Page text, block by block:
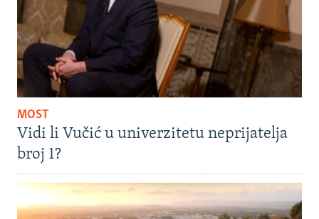
MOST
Vidi li Vučić u univerzitetu neprijatelja
broj 1?